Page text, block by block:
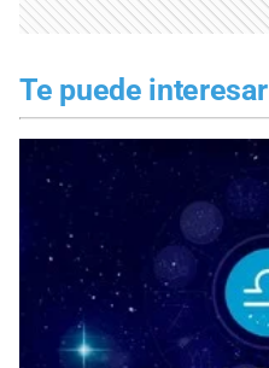
Te puede interesar